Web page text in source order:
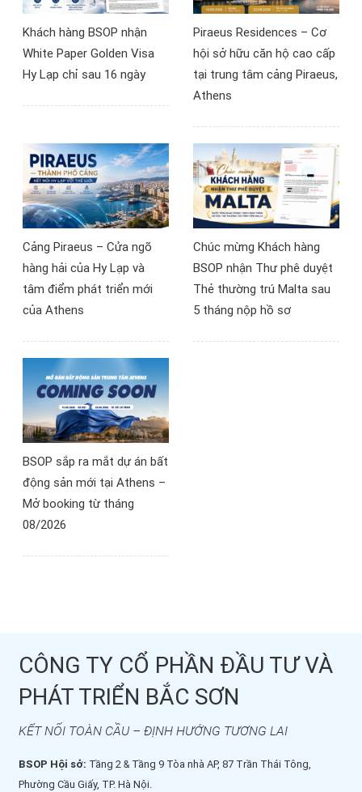
đãi đầu tư độc quyền lên
tới 2 tỷ đồng dành riêng
cho khách tham dự và ký
hợp đồng ngay tại
chương trình.
Khách hàng BSOP nhận
White Paper Golden Visa
Hy Lạp chỉ sau 16 ngày
Piraeus Residences – Cơ
hội sở hữu căn hộ cao cấp
tại trung tâm cảng Piraeus,
Athens
Cảng Piraeus – Cửa ngõ
hàng hải của Hy Lạp và
tâm điểm phát triển mới
của Athens
Chúc mừng Khách hàng
BSOP nhận Thư phê duyệt
Thẻ thường trú Malta sau
5 tháng nộp hồ sơ
BSOP sắp ra mắt dự án bất
động sản mới tại Athens –
Mở booking từ tháng
08/2026
CÔNG TY CỔ PHẦN ĐẦU TƯ VÀ
PHÁT TRIỂN BẮC SƠN
KẾT NỐI TOÀN CẦU – ĐỊNH HƯỚNG TƯƠNG LAI
BSOP Hội sở: Tầng 2 & Tầng 9 Tòa nhà AP, 87 Trần Thái Tông,
Phường Cầu Giấy, TP. Hà Nội.